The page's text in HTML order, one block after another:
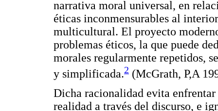
narrativa moral universal, en
éticas inconmensurables al
multicultural. El proyecto
problemas éticos, la que puede
morales regularmente repetidos,
y simplificada.2 (McGrath, P,A
Dicha racionalidad evita
realidad a través del discurso, e